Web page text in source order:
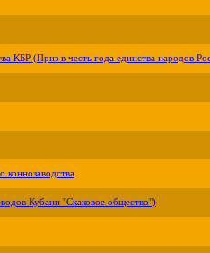
КБР (Приз в честь года единства народов
коннозаводства
Кубани "Скаковое общество")